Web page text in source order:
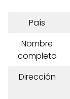
País
Nombre
completo
Dirección